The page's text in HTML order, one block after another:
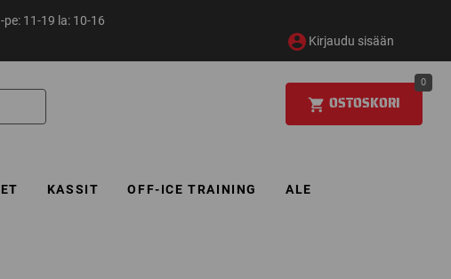
11-19 la: 10-16
Kirjaudu sisään
OSTOSKORI
0
KASSIT OFF-ICE TRAINING ALE